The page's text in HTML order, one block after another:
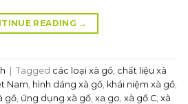
READING →
| Tagged các loại xà gồ chất liệu xà
Nam hình dáng xà gồ khái niệm xà gồ
gồ ứng dụng xà gồ xa go xà gồ C xà